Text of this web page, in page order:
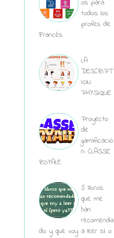
os para
todos los
profes de
Francés
LA
DESCRIPT
ION
PHYSIQUE
Proyecto
de
gamificació
n: CLASSE
ROYALE
5 libros
que me
han
recomenda
do y que voy a leer sí o